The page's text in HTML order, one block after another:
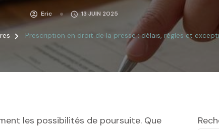
Eric 13 JUIN 2025
Prescription en droit de la presse : délais, règles et
les possibilités de poursuite. Que